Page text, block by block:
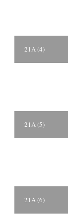
21A (4)
21A (5)
21A (6)